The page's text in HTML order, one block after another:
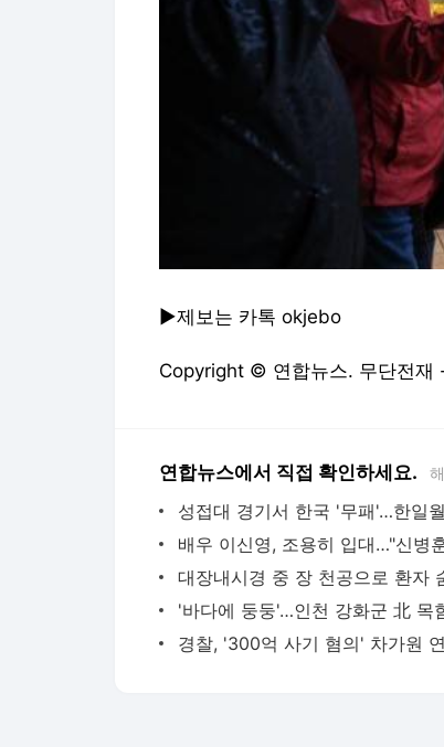
▶제보는 카톡 okjebo
Copyright © 연합뉴스. 무단전재
연합뉴스에서 직접 확인하세요.